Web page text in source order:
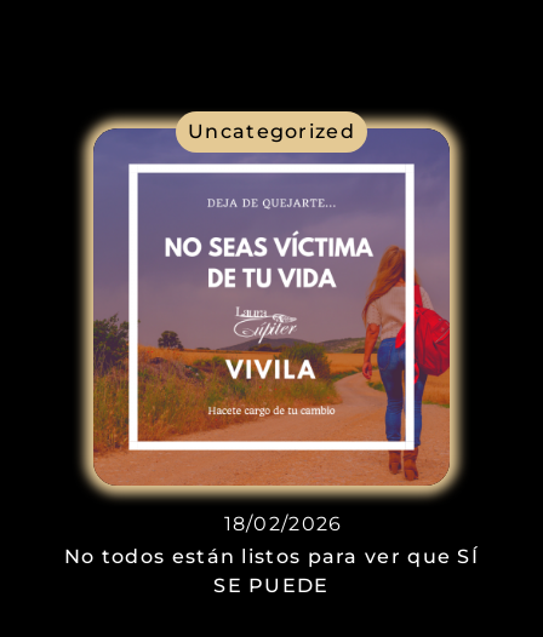
Uncategorized
18/02/2026
No todos están listos para ver que SÍ
SE PUEDE